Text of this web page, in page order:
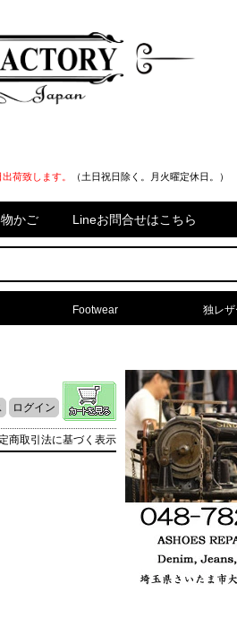
荷致します。 （土日祝日除く。月火曜定休日。）
かご Lineお問合せはこちら
Footwear 独レザ
ログイン
商取引法に基づく表示